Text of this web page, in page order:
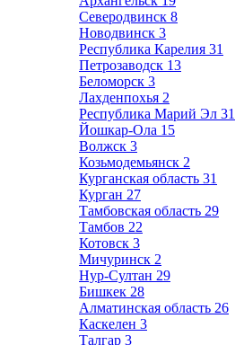
Северодвинск 8
Новодвинск 3
Республика Карелия 31
Петрозаводск 13
Беломорск 3
Лахденпохья 2
Республика Марий Эл 31
Йошкар-Ола 15
Волжск 3
Козьмодемьянск 2
Курганская область 31
Курган 27
Тамбовская область 29
Тамбов 22
Котовск 3
Мичуринск 2
Нур-Султан 29
Бишкек 28
Алматинская область 26
Каскелен 3
Талгар 3